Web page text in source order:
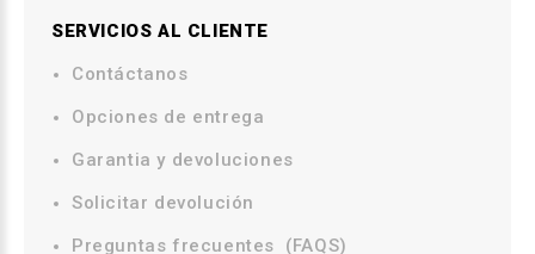
SERVICIOS AL CLIENTE
Contáctanos
Opciones de entrega
Garantia y devoluciones
Solicitar devolución
Preguntas frecuentes (FAQS)